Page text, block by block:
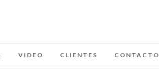
VIDEO CLIENTES CONTACTO